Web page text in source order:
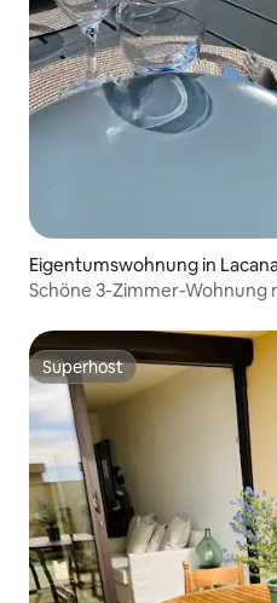
Eigentumswohnung in
Schöne 3-Zimmer-Wohnung
Superhost
Superhost